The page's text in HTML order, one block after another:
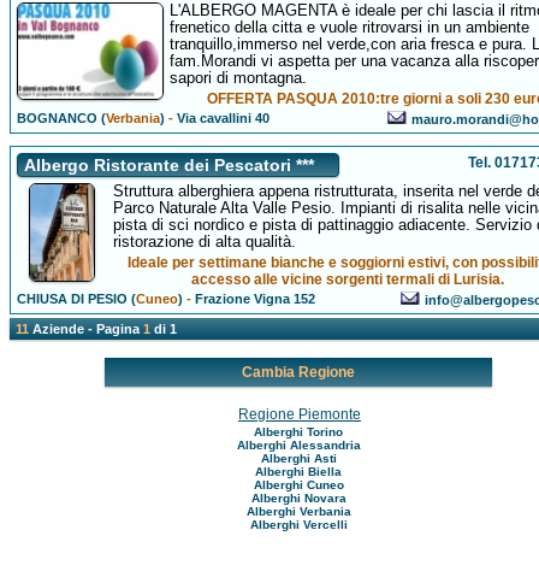
L'ALBERGO MAGENTA è ideale per chi lascia il
frenetico della citta e vuole ritrovarsi in un ambiente
tranquillo,immerso nel verde,con aria fresca e pura.
fam.Morandi vi aspetta per una vacanza alla
sapori di montagna.
OFFERTA PASQUA 2010:tre giorni a soli 230
BOGNANCO (Verbania) -Via cavallini 40
Albergo Ristorante dei Pescatori *** Tel.
Struttura alberghiera appena ristrutturata, inserita nel verde
Parco Naturale Alta Valle Pesio. Impianti di risalita nelle
pista di sci nordico e pista di pattinaggio adiacente. Servizio
ristorazione di alta qualità.
Ideale per settimane bianche e soggiorni estivi, con
accesso alle vicine sorgenti termali di Lurisia.
CHIUSA DI PESIO (Cuneo) -Frazione Vigna 152
11Aziende - Pagina1di 1
Cambia Regione
Regione Piemonte
Alberghi Torino
Alberghi Alessandria
Alberghi Asti
Alberghi Biella
Alberghi Cuneo
Alberghi Novara
Alberghi Verbania
Alberghi Vercelli